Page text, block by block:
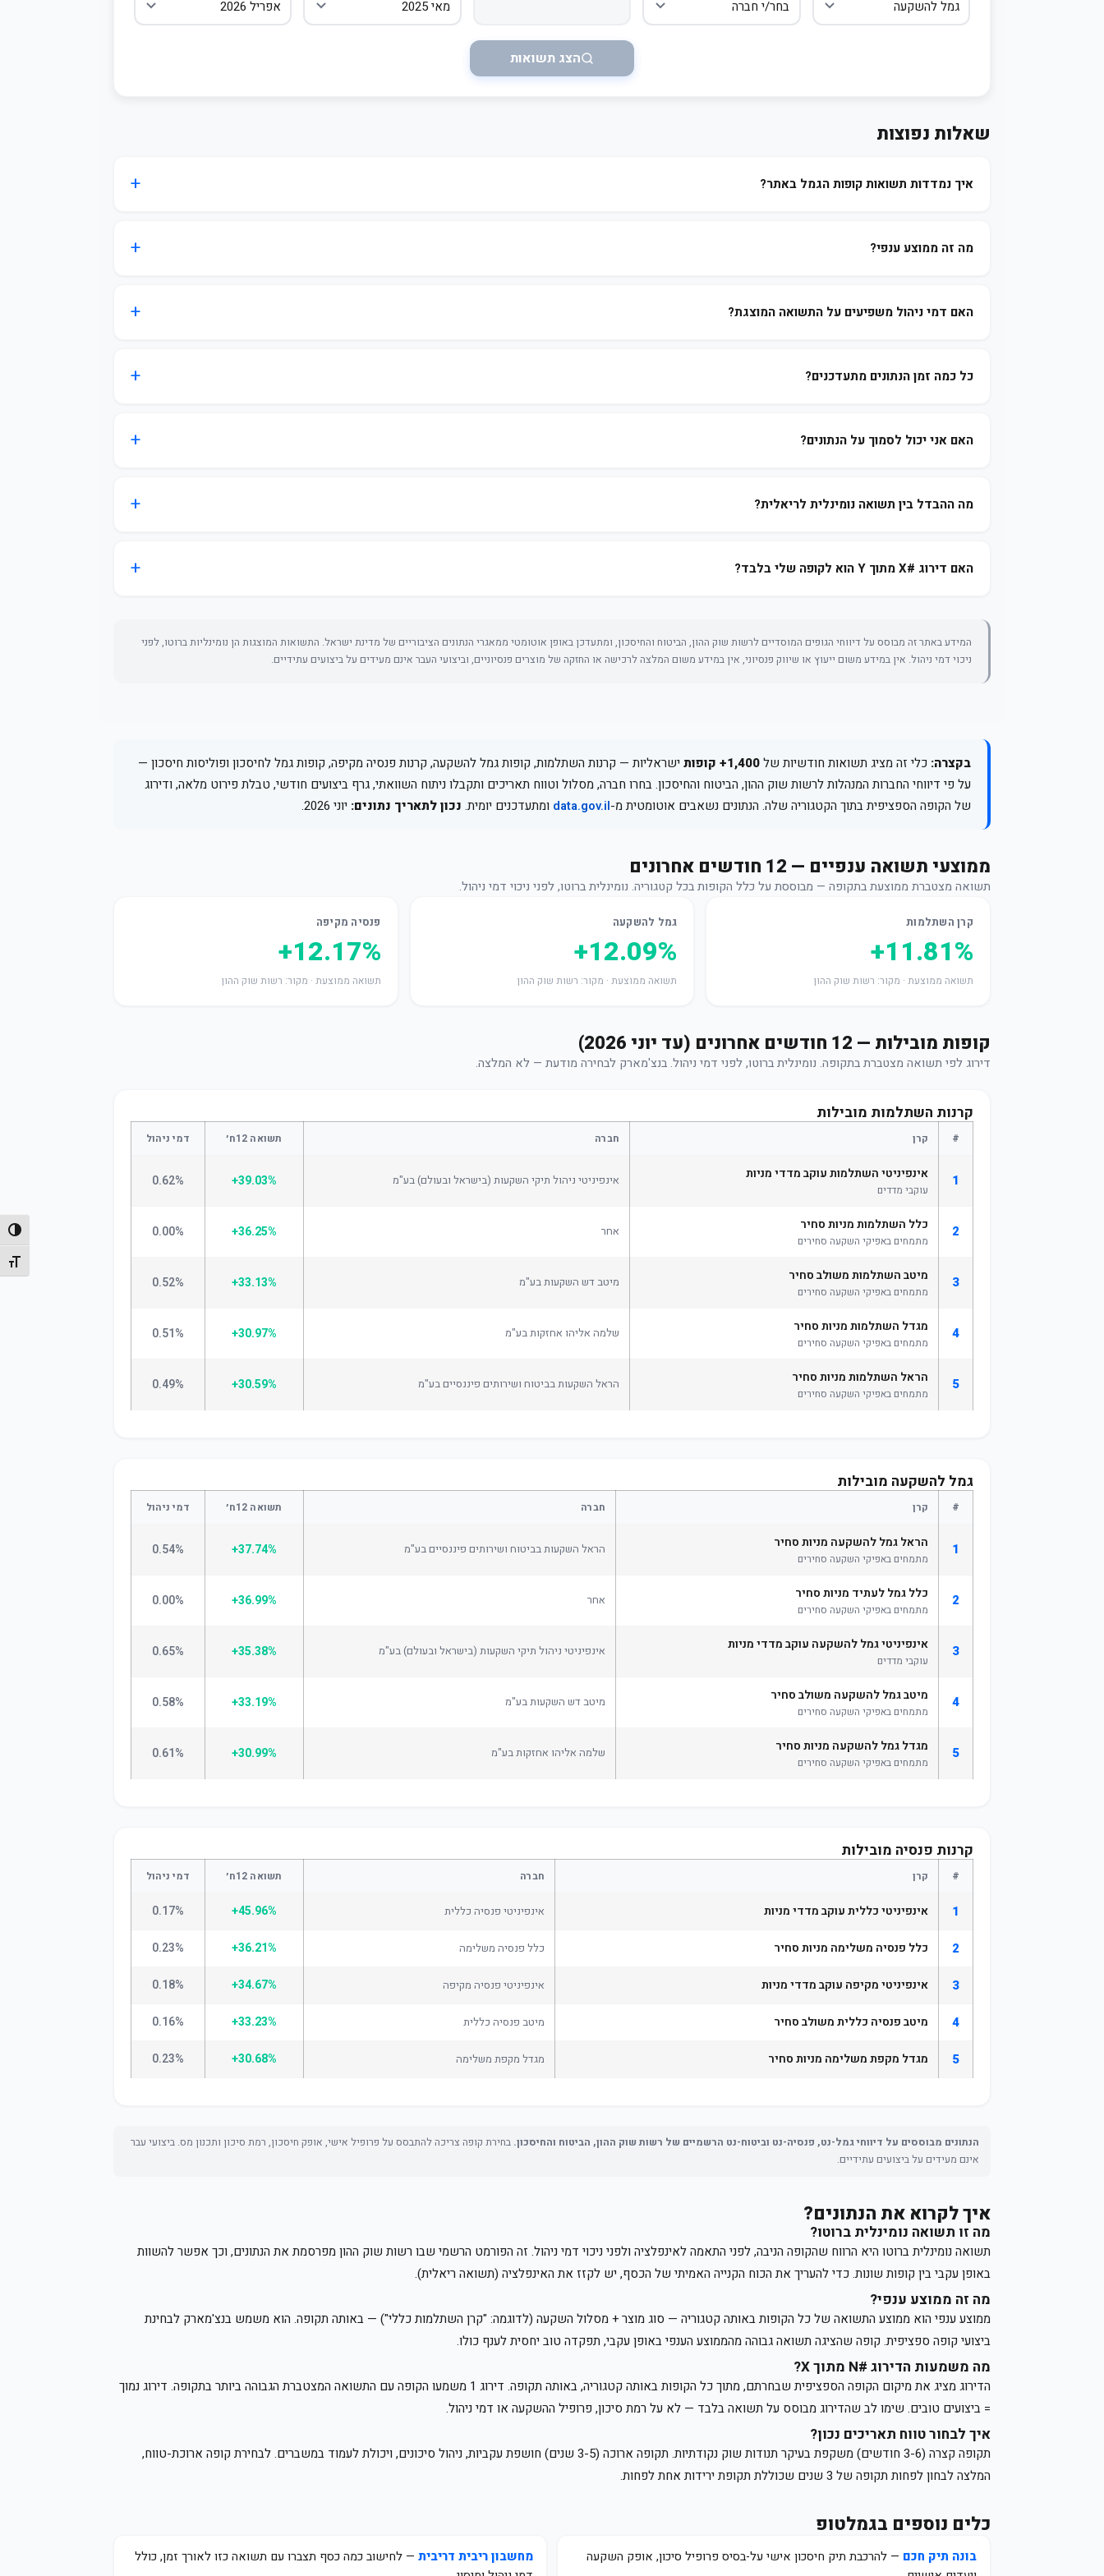
מתג
התחבר / הצטרף
הצג תשואות
שאלות נפוצות
איך נמדדות תשואות קופות הגמל באתר?
מה זה ממוצע ענפי?
האם דמי ניהול משפיעים על התשואה המוצגת?
כל כמה זמן הנתונים מתעדכנים?
האם אני יכול לסמוך על הנתונים?
מה ההבדל בין תשואה נומינלית לריאלית?
האם דירוג #X מתוך Y הוא לקופה שלי בלבד?
המידע באתר זה מבוסס על דיווחי הגופים המוסדיים לרשות שוק ההון, הביטוח והחיסכון, ומתעדכן באופן אוטומטי ממאגרי הנתונים הציבוריים של מדינת ישראל. התשואות המוצגות הן נומינליות ברוטו, לפני
ניכוי דמי ניהול. אין במידע משום ייעוץ או שיווק פנסיוני, אין במידע משום המלצה לרכישה או החזקה של מוצרים פנסיוניים, וביצועי העבר אינם מעידים על ביצועים עתידיים.
בקצרה: כלי זה מציג תשואות חודשיות של1,400+ קופות
ישראליות — קרנות השתלמות, קופות גמל להשקעה, קרנות פנסיה מקיפה, קופות גמל לחיסכון ופוליסות חיסכון —
על פי דיווחי החברות המנהלות לרשות שוק ההון, הביטוח והחיסכון. בחרו חברה, מסלול וטווח תאריכים ותקבלו ניתוח השוואתי, גרף ביצועים חודשי, טבלת פירוט מלאה, ודירוג
של הקופה הספציפית בתוך הקטגוריה שלה. הנתונים נשאבים אוטומטית מ-data.gov.il ומתעדכנים יומית. נכון לתאריך נתונים: יוני 2026.
ממוצעי תשואה ענפיים — 12 חודשים אחרונים
תשואה מצטברת ממוצעת בתקופה — מבוססת על כלל הקופות בכל קטגוריה. נומינלית ברוטו, לפני ניכוי דמי ניהול.
קרן השתלמות
+11.81%
תשואה ממוצעת · מקור: רשות שוק ההון
גמל להשקעה
+12.09%
תשואה ממוצעת · מקור: רשות שוק ההון
פנסיה מקיפה
+12.17%
תשואה ממוצעת · מקור: רשות שוק ההון
קופות מובילות — 12 חודשים אחרונים (עד יוני 2026)
דירוג לפי תשואה מצטברת בתקופה. נומינלית ברוטו, לפני דמי ניהול. בנצ'מארק לבחירה מודעת — לא המלצה.
קרנות השתלמות מובילות
# קרן חברה תשואה 12ח׳ דמי ניהול
1 אינפיניטי השתלמות עוקב מדדי מניות
עוקבי מדדים
אינפיניטי ניהול תיקי השקעות (בישראל ובעולם) בע"מ +39.03%
0.62%
2 כלל השתלמות מניות סחיר
מתמחים באפיקי השקעה סחירים
אחר +36.25%
0.00%
3 מיטב השתלמות משולב סחיר
מתמחים באפיקי השקעה סחירים
מיטב דש השקעות בע"מ +33.13%
0.52%
4 מגדל השתלמות מניות סחיר
מתמחים באפיקי השקעה סחירים
שלמה אליהו אחזקות בע"מ +30.97%
0.51%
5 הראל השתלמות מניות סחיר
מתמחים באפיקי השקעה סחירים
הראל השקעות בביטוח ושירותים פיננסיים בע"מ +30.59%
0.49%
גמל להשקעה מובילות
# קרן חברה תשואה 12ח׳ דמי ניהול
1 הראל גמל להשקעה מניות סחיר
מתמחים באפיקי השקעה סחירים
הראל השקעות בביטוח ושירותים פיננסיים בע"מ +37.74%
0.54%
2 כלל גמל לעתיד מניות סחיר
מתמחים באפיקי השקעה סחירים
אחר +36.99%
0.00%
3 אינפיניטי גמל להשקעה עוקב מדדי מניות
עוקבי מדדים
אינפיניטי ניהול תיקי השקעות (בישראל ובעולם) בע"מ +35.38%
0.65%
4 מיטב גמל להשקעה משולב סחיר
מתמחים באפיקי השקעה סחירים
מיטב דש השקעות בע"מ +33.19%
0.58%
5 מגדל גמל להשקעה מניות סחיר
מתמחים באפיקי השקעה סחירים
שלמה אליהו אחזקות בע"מ +30.99%
0.61%
קרנות פנסיה מובילות
# קרן חברה תשואה 12ח׳ דמי ניהול
1 אינפיניטי כללית עוקב מדדי מניות אינפיניטי פנסיה כללית +45.96%
0.17%
2 כלל פנסיה משלימה מניות סחיר כלל פנסיה משלימה +36.21%
0.23%
3 אינפיניטי מקיפה עוקב מדדי מניות אינפיניטי פנסיה מקיפה +34.67%
0.18%
4 מיטב פנסיה כללית משולב סחיר מיטב פנסיה כללית +33.23%
0.16%
5 מגדל מקפת משלימה מניות סחיר מגדל מקפת משלימה +30.68%
0.23%
הנתונים מבוססים על דיווחי גמל-נט, פנסיה-נט וביטוח-נט הרשמיים של רשות שוק ההון, הביטוח והחיסכון. בחירת קופה צריכה להתבסס על פרופיל אישי, אופק חיסכון, רמת סיכון ותכנון מס. ביצועי עבר
אינם מעידים על ביצועים עתידיים.
איך לקרוא את הנתונים?
מה זו תשואה נומינלית ברוטו?
תשואה נומינלית ברוטו היא הרווח שהקופה הניבה, לפני התאמה לאינפלציה ולפני ניכוי דמי ניהול. זה הפורמט הרשמי שבו רשות שוק ההון מפרסמת את הנתונים, וכך אפשר להשוות
באופן עקבי בין קופות שונות. כדי להעריך את הכוח הקנייה האמיתי של הכסף, יש לקזז את האינפלציה (תשואה ריאלית).
מה זה ממוצע ענפי?
ממוצע ענפי הוא ממוצע התשואה של כל הקופות באותה קטגוריה — סוג מוצר + מסלול השקעה (לדוגמה: "קרן השתלמות כללי") — באותה תקופה. הוא משמש בנצ'מארק לבחינת
ביצועי קופה ספציפית. קופה שהציגה תשואה גבוהה מהממוצע הענפי באופן עקבי, תפקדה טוב יחסית לענף כולו.
מה משמעות הדירוג #N מתוך X?
הדירוג מציג את מיקום הקופה הספציפית שבחרתם, מתוך כל הקופות באותה קטגוריה, באותה תקופה. דירוג 1 משמעו הקופה עם התשואה המצטברת הגבוהה ביותר בתקופה. דירוג נמוך
= ביצועים טובים. שימו לב שהדירוג מבוסס על תשואה בלבד — לא על רמת סיכון, פרופיל ההשקעה או דמי ניהול.
איך לבחור טווח תאריכים נכון?
תקופה קצרה (3-6 חודשים) משקפת בעיקר תנודות שוק נקודתיות. תקופה ארוכה (3-5 שנים) חושפת עקביות, ניהול סיכונים, ויכולת לעמוד במשברים. לבחירת קופה ארוכת-טווח,
המלצה לבחון לפחות תקופה של 3 שנים שכוללת תקופת ירידות אחת לפחות.
כלים נוספים בגמלטופ
בונה תיק חכם — להרכבת תיק חיסכון אישי על-בסיס פרופיל סיכון, אופק השקעה
מחשבון ריבית דריבית — לחישוב כמה כסף תצברו עם תשואה כזו לאורך זמן, כולל